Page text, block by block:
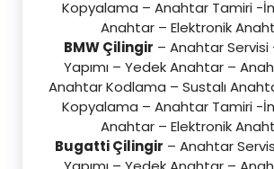
Kopyalama – Anahtar Tamiri -
Anahtar – Elektronik
BMW Çilingir – Anahtar
Yapımı – Yedek Anahtar –
Anahtar Kodlama – Sustalı
Kopyalama – Anahtar Tamiri -
Anahtar – Elektronik
Bugatti Çilingir – Anahtar